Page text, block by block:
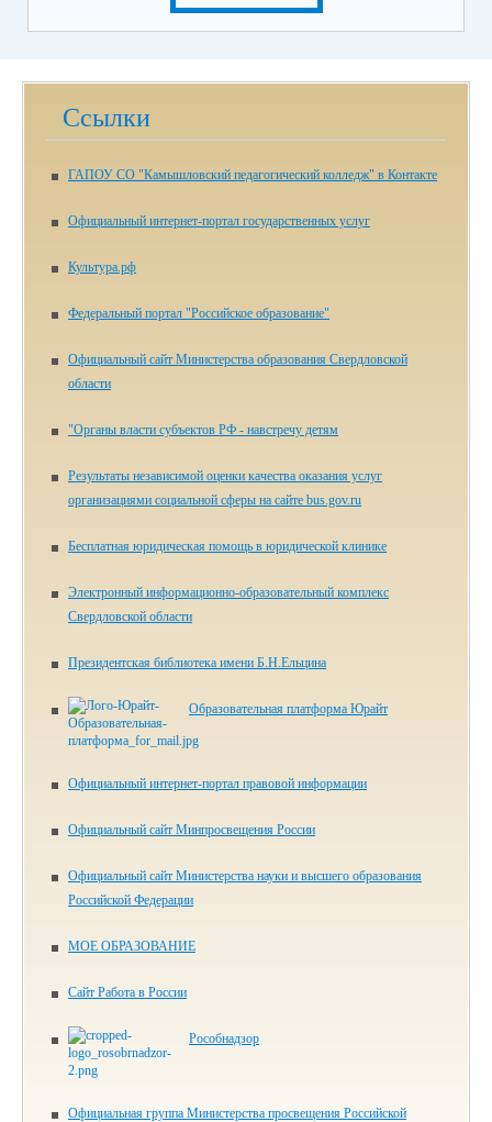
Ссылки
ГАПОУ СО "Камышловский педагогический колледж" в Контакте
Официальный интернет-портал государственных услуг
Культура.рф
Федеральный портал "Российское образование"
Официальный сайт Министерства образования Свердловской
области
"Органы власти субъектов РФ - навстречу детям
Результаты независимой оценки качества оказания услуг
организациями социальной сферы на сайте bus.gov.ru
Бесплатная юридическая помощь в юридической клинике
Электронный информационно-образовательный комплекс
Свердловской области
Президентская библиотека имени Б.Н.Ельцина
Образовательная платформа Юрайт
Официальный интернет-портал правовой информации
Официальный сайт Минпросвещения России
Официальный сайт Министерства науки и высшего образования
Российской Федерации
МОЕ ОБРАЗОВАНИЕ
Сайт Работа в России
Рособнадзор
Официальная группа Министерства просвещения Российской